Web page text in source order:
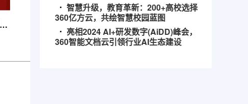
智慧升级，教育革新：200+高校选择
360亿方云，共绘智慧校园蓝图
亮相2024 AI+研发数字(AiDD)峰会，
360智能文档云引领行业AI生态建设